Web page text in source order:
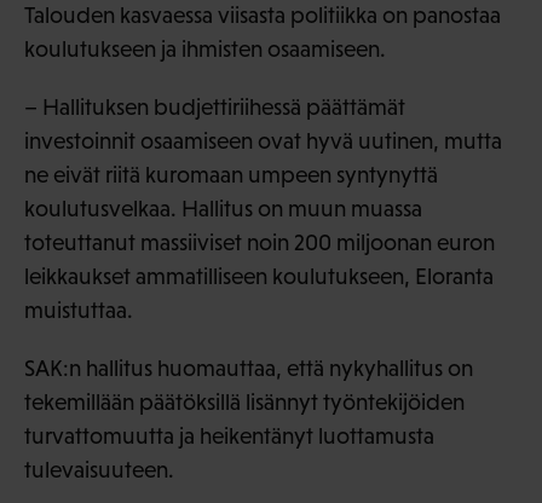
Talouden kasvaessa viisasta politiikka on panostaa
koulutukseen ja ihmisten osaamiseen.
– Hallituksen budjettiriihessä päättämät
investoinnit osaamiseen ovat hyvä uutinen, mutta
ne eivät riitä kuromaan umpeen syntynyttä
koulutusvelkaa. Hallitus on muun muassa
toteuttanut massiiviset noin 200 miljoonan euron
leikkaukset ammatilliseen koulutukseen, Eloranta
muistuttaa.
SAK:n hallitus huomauttaa, että nykyhallitus on
tekemillään päätöksillä lisännyt työntekijöiden
turvattomuutta ja heikentänyt luottamusta
tulevaisuuteen.